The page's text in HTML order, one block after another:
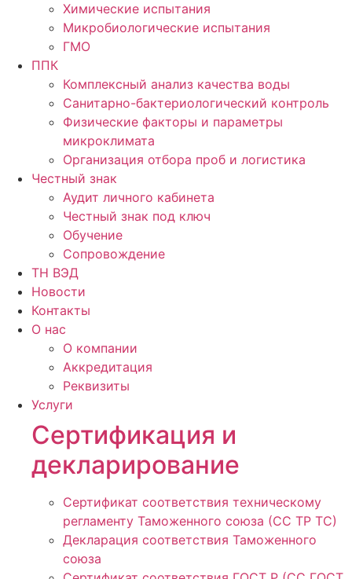
Химические испытания
Микробиологические испытания
ГМО
ППК
Комплексный анализ качества воды
Санитарно-бактериологический контроль
Физические факторы и параметры
микроклимата
Организация отбора проб и логистика
Честный знак
Аудит личного кабинета
Честный знак под ключ
Обучение
Сопровождение
ТН ВЭД
Новости
Контакты
О нас
О компании
Аккредитация
Реквизиты
Услуги
Сертификация и
декларирование
Сертификат соответствия техническому
регламенту Таможенного союза (СС ТР ТС)
Декларация соответствия Таможенного
союза